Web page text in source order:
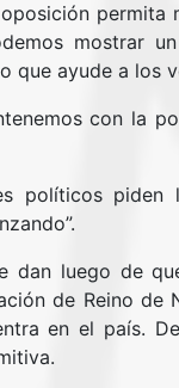
permita
mostrar
que ayude a los
con la
políticos
dan luego de
de Reino de
en el país.